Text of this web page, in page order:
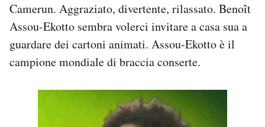
Camerun. Aggraziato, divertente, rilassato. Benoît
Assou-Ekotto sembra volerci invitare a casa sua a
guardare dei cartoni animati. Assou-Ekotto è il
campione mondiale di braccia conserte.